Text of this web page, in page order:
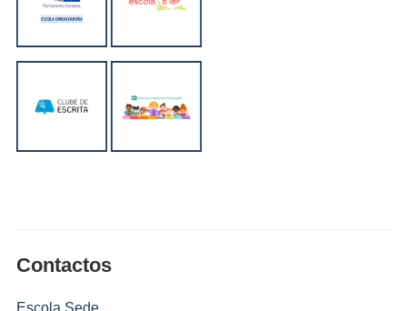
Contactos
Escola Sede